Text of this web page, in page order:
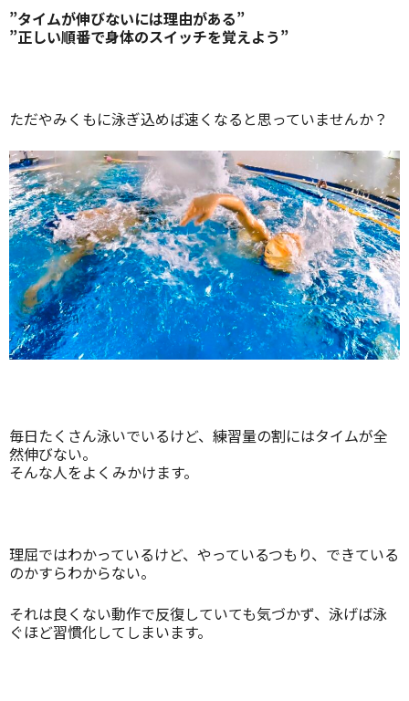
”タイムが伸びないには理由がある”
”正しい順番で身体のスイッチを覚えよう”
ただやみくもに泳ぎ込めば速くなると思っていませんか？
毎日たくさん泳いでいるけど、練習量の割にはタイムが全
然伸びない。
そんな人をよくみかけます。
理屈ではわかっているけど、やっているつもり、できている
のかすらわからない。
それは良くない動作で反復していても気づかず、泳げば泳
ぐほど習慣化してしまいます。